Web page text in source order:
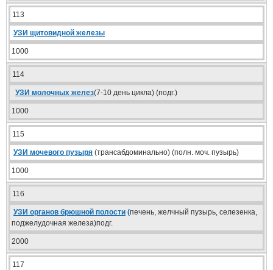
113
УЗИ щитовидной железы
1000
114
УЗИ молочных желез(7-10 день цикла) (подг.)
1000
115
УЗИ мочевого пузыря (трансабдоминально) (полн. моч. пузырь)
1000
116
УЗИ органов брюшной полости (печень, желчный пузырь, селезенка,
поджелудочная железа)подг.
2000
117